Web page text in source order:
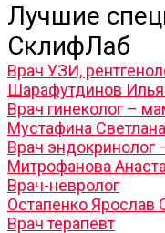
Лучшие
СклифЛаб
Врач УЗИ,
Шарафутдинов
Врач гинеколог –
Мустафина
Врач эндокринолог
Митрофанова
Врач-невролог
Остапенко Ярослав
Врач терапевт